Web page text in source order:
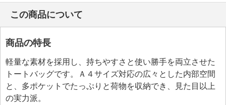
この商品について
商品の特長
軽量な素材を採用し、持ちやすさと使い勝手を両立させた
トートバッグです。Ａ４サイズ対応の広々とした内部空間
と、多ポケットでたっぷりと荷物を収納でき、見た目以上
の実力派。